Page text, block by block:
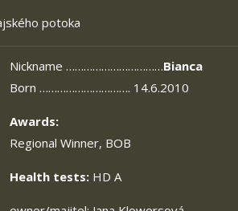
potoka
Nickname ……………………………Bianca
Born …………………………. 14.6.2010
Awards:
Regional Winner, BOB
Health tests: HD A